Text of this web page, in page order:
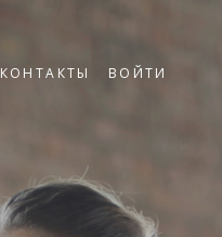
КОНТАКТЫ ВОЙТИ